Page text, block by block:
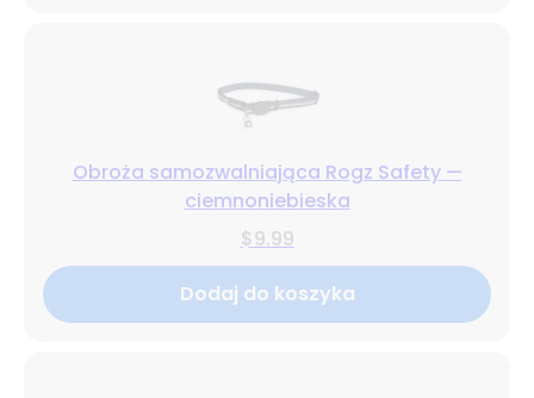
Obroża samozwalniająca Rogz Safety —
ciemnoniebieska
$9.99
Dodaj do koszyka